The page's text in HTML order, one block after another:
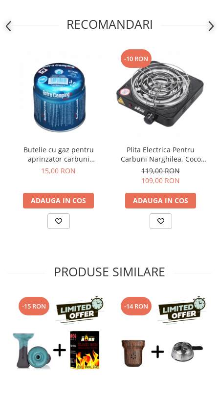
RECOMANDARI
Butelie cu gaz pentru
aprinzator carbuni
narghilea
15,00 RON
ADAUGA IN COS
-10 RON
Plita Electrica Pentru
Carbuni Narghilea, Coco
Boss, 1000W
119,00 RON
109,00 RON
ADAUGA IN COS
PRODUSE SIMILARE
-15 RON -14 RON